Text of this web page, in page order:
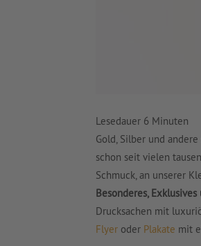
Lesedauer 6 Minuten
Gold, Silber und
schon seit vielen
Schmuck, an unserer
Besonderes,
Drucksachen mit
Flyer oder Plakate mit